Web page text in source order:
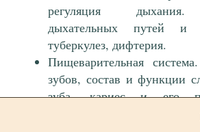
регуляция дыхания.
дыхательных путей и
туберкулез, дифтерия.
Пищеварительная
зубов, состав и функции
зуба, кариес и его
Последовательность